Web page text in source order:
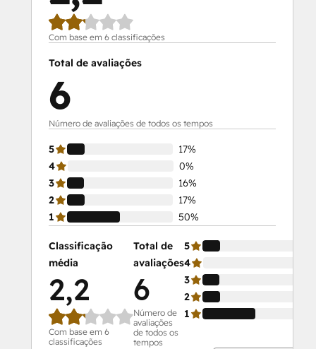
Com base em 6 classificações
Total de avaliações
6
Número de avaliações de todos os tempos
5
17%
4
0%
3
16%
2
17%
1
50%
Classificação
média
2,2
Com base em 6
classificações
Total de
avaliações
6
Número de
avaliações
de todos os
tempos
5
4
3
2
1